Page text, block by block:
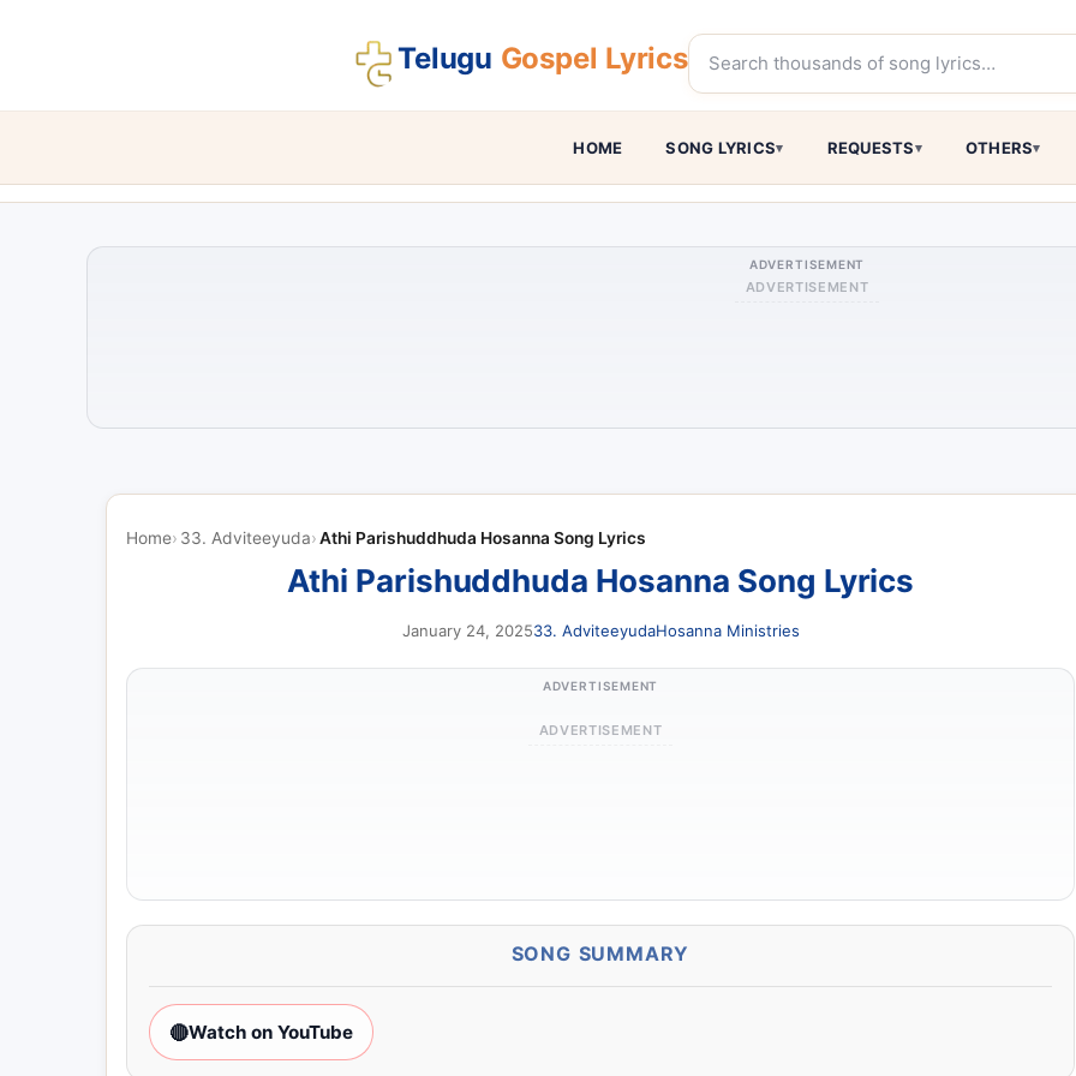
Telugu Gospel Lyrics
HOME SONG LYRICS REQUESTS OTHERS
ADVERTISEMENT
ADVERTISEMENT
Home 33. Adviteeyuda Athi Parishuddhuda Hosanna Song Lyrics
Athi Parishuddhuda Hosanna Song Lyrics
January 24, 202533. AdviteeyudaHosanna Ministries
ADVERTISEMENT
ADVERTISEMENT
SONG SUMMARY
🔴Watch on YouTube